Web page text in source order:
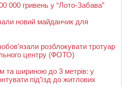
000 гривень у “Лото-Забава”
новий майданчик для
розблокувати тротуар
центру (ФОТО)
та шириною до 3 метрів: у
під’їзд до житлових